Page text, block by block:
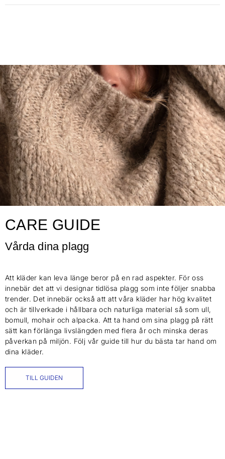
CARE GUIDE
Vårda dina plagg
Att kläder kan leva länge beror på en rad aspekter. För oss
innebär det att vi designar tidlösa plagg som inte följer snabba
trender. Det innebär också att att våra kläder har hög kvalitet
och är tillverkade i hållbara och naturliga material så som ull,
bomull, mohair och alpacka. Att ta hand om sina plagg på rätt
sätt kan förlänga livslängden med flera år och minska deras
påverkan på miljön. Följ vår guide till hur du bästa tar hand om
dina kläder.
TILL GUIDEN